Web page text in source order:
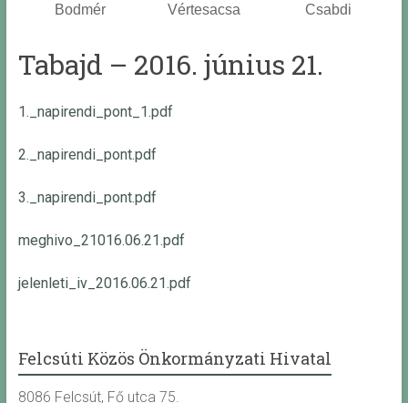
Bodmér Vértesacsa Csabdi
Tabajd – 2016. június 21.
1._napirendi_pont_1.pdf
2._napirendi_pont.pdf
3._napirendi_pont.pdf
meghivo_21016.06.21.pdf
jelenleti_iv_2016.06.21.pdf
Felcsúti Közös Önkormányzati Hivatal
8086 Felcsút, Fő utca 75.